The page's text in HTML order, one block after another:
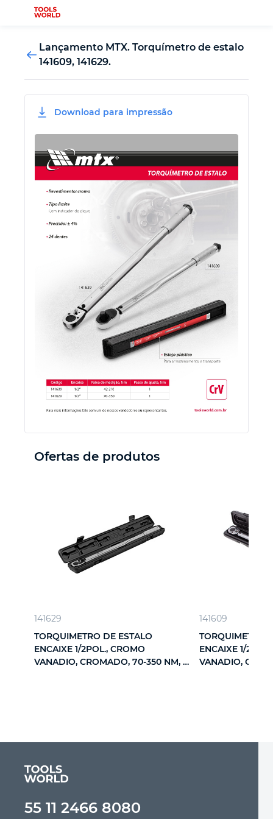
Novidades
Ferramenta de carpinteiro
Ferramenta de medição
Ferramenta automotiva
Ferramenta de fixação
Ferramenta de jardinagem
Ferramenta de corte
Lançamento MTX. Torquímetro de estalo
141609, 141629.
Download para impressão
Ofertas de produtos
141629
TORQUIMETRO DE ESTALO
ENCAIXE 1/2POL., CROMO
VANADIO, CROMADO, 70-350 NM, 1
141609
TORQUIMETRO
ENCAIXE 1/
VANADIO,
55 11 2466 8080